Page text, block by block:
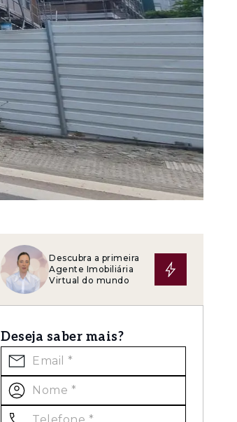
Descubra a primeira
Agente Imobiliária
Virtual do mundo
Deseja saber mais?